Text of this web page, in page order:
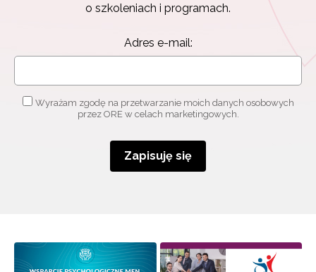
o szkoleniach i programach.
Adres e-mail:
Wyrażam zgodę na przetwarzanie moich danych osobowych
przez ORE w celach marketingowych.
Zapisuję się